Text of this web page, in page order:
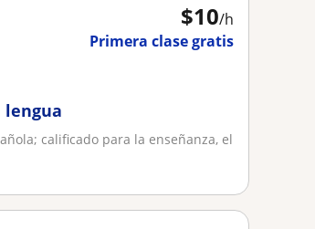
$10/h
Primera clase gratis
lengua
calificado para la enseñanza, el